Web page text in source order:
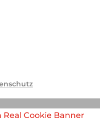
Cookie Banner